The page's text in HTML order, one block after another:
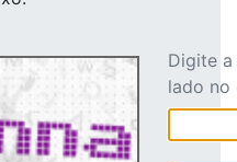
Digite
lado no